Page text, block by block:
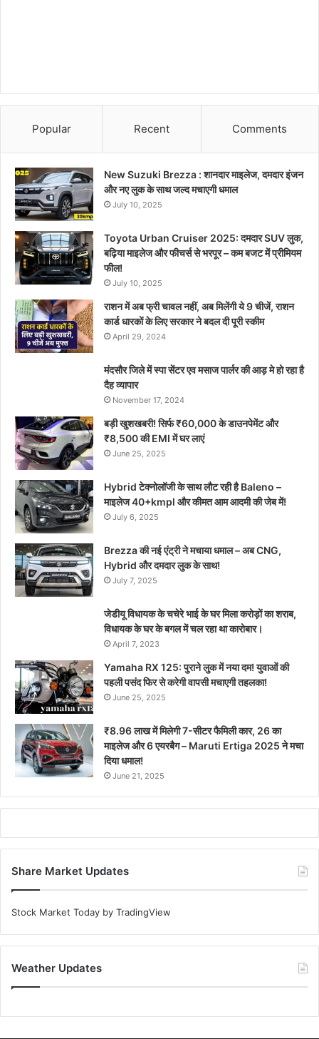
Popular Recent Comments
New Suzuki Brezza : शानदार माइलेज, दमदार इंजन
और नए लुक के साथ जल्द मचाएगी धमाल
July 10, 2025
Toyota Urban Cruiser 2025: दमदार SUV लुक,
बढ़िया माइलेज और फीचर्स से भरपूर – कम बजट में प्रीमियम
फील!
July 10, 2025
राशन में अब फ्री चावल नहीं, अब मिलेंगी ये 9 चीजें, राशन
कार्ड धारकों के लिए सरकार ने बदल दी पूरी स्कीम
April 29, 2024
मंदसौर जिले में स्पा सेंटर एव मसाज पार्लर की आड़ मे हो रहा है
दैह व्यापार
November 17, 2024
बड़ी खुशखबरी! सिर्फ ₹60,000 के डाउनपेमेंट और
₹8,500 की EMI में घर लाएं
June 25, 2025
Hybrid टेक्नोलॉजी के साथ लौट रही है Baleno –
माइलेज 40+kmpl और कीमत आम आदमी की जेब में!
July 6, 2025
Brezza की नई एंट्री ने मचाया धमाल – अब CNG,
Hybrid और दमदार लुक के साथ!
July 7, 2025
जेडीयू विधायक के चचेरे भाई के घर मिला करोड़ों का शराब,
विधायक के घर के बगल में चल रहा था कारोबार।
April 7, 2023
Yamaha RX 125: पुराने लुक में नया दम! युवाओं की
पहली पसंद फिर से करेगी वापसी मचाएगी तहलका!
June 25, 2025
₹8.96 लाख में मिलेगी 7-सीटर फैमिली कार, 26 का
माइलेज और 6 एयरबैग – Maruti Ertiga 2025 ने मचा
दिया धमाल!
June 21, 2025
Share Market Updates
Stock Market Today by TradingView
Weather Updates